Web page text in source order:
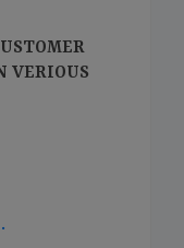
VERIOUS